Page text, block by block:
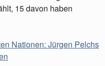
15 davon haben
Nationen: Jürgen Pelchs